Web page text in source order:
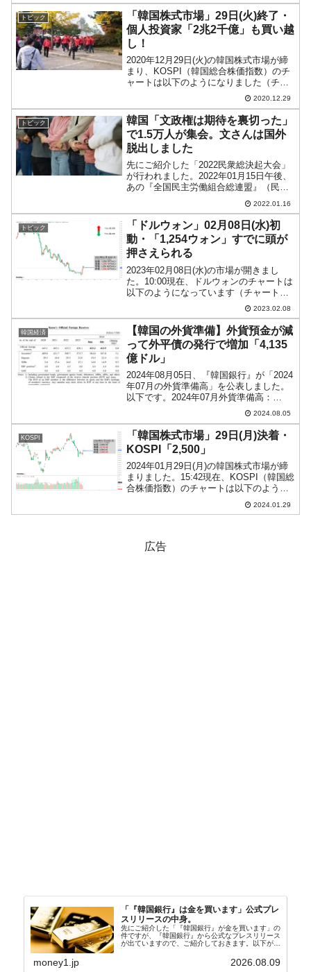
トピック
「韓国株式市場」29日(火)終了・
個人投資家「2兆2千億」も買い越
し！
2020年12月29日(火)の韓国株式市場が締
まり、KOSPI（韓国総合株価指数）のチ
ャートは以下のようになりました（チャ
ートは『Investing.com』より引用）。株
高進行です。KOSPIは「2,820」まできま
した。投資家別売買動向...
2020.12.29
トピック
韓国「文政権は期待を裏切った」
で1.5万人が集会。文さんは国外
脱出しました
先にご紹介した「2022民衆総決起大会」
が行われました。2022年01月15日午後、
あの『全国民主労働組合総連盟』（民主
労総）、農民・貧民団体などで構成され
る「全国民衆行動」が「2022民衆総決起
大会」をソウル汝矣島公園で決行。1万
5,00...
2022.01.16
トピック
「ドルウォン」02月08日(水)初
動・「1,254ウォン」すでに頭が
押さえられる
2023年02月08日(水)の市場が開きまし
た。10:00現在、ドルウォンのチャートは
以下のようになっています（チャートは
『Investing.com』より引用）。前日は残
念ながら陰線で締まりました。本日はそ
れを受けてのスタートです。現在の...
2023.02.08
韓国経済
【韓国の外貨準備】外貨預金が減
って外平債の発行で増加「4,135
億ドル」
2024年08月05日、『韓国銀行』が「2024
年07月の外貨準備高」を公表しました。
以下です。2024年07月外貨準備高：
4,135億ドル（約60兆113億円）※前月
⇒Securities：3,670億ドル（約...
2024.08.05
KOSPI
「韓国株式市場」29日(月)決着・
KOSPI「2,500」
2024年01月29日(月)の韓国株式市場が締
まりました。15:42現在、KOSPI（韓国総
合株価指数）のチャートは以下のように
『Investing.com』より引用）。投資家別
2024.01.29
広告
「『韓国銀行』は金を買います」公式プレ
スリリースの中身。
先にご紹介した「『韓国銀行』が金を買います」の
件ですが、『韓国銀行』から公式なプレスリリース
が出ていますので、ご紹介しておきます。以下が全
れ協力体制を構築□『韓国銀行』は、国内生産金の
money1.jp 2026.08.09